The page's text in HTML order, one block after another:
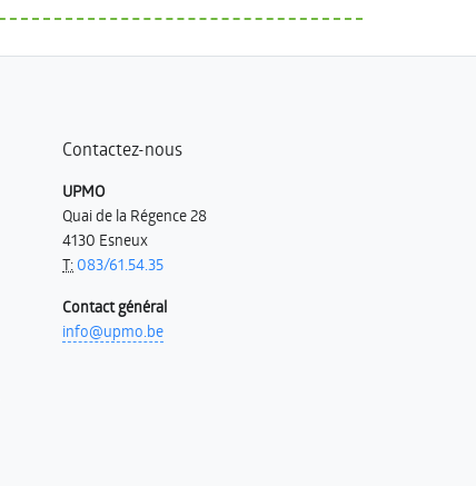
Contactez-nous
UPMO
Quai de la Régence 28
4130 Esneux
T: 083/61.54.35
Contact général
info@upmo.be